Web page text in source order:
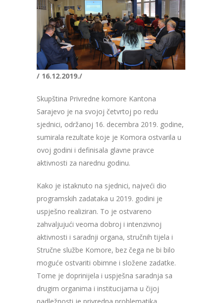
/ 16.12.2019./
Skupština Privredne komore Kantona
Sarajevo je na svojoj četvrtoj po redu
sjednici, održanoj 16. decembra 2019. godine,
sumirala rezultate koje je Komora ostvarila u
ovoj godini i definisala glavne pravce
aktivnosti za narednu godinu.
Kako je istaknuto na sjednici, najveći dio
programskih zadataka u 2019. godini je
uspješno realiziran. To je ostvareno
zahvaljujući veoma dobroj i intenzivnoj
aktivnosti i saradnji organa, stručnih tijela i
Stručne službe Komore, bez čega ne bi bilo
moguće ostvariti obimne i složene zadatke.
Tome je doprinijela i uspješna saradnja sa
drugim organima i institucijama u čijoj